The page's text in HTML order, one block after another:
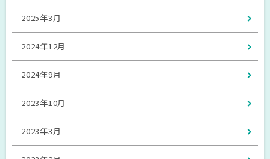
2025年3月
2024年12月
2024年9月
2023年10月
2023年3月